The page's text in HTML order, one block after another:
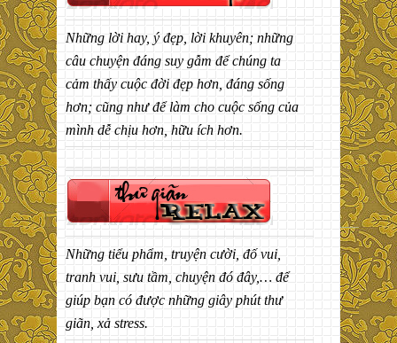
Những lời hay, ý đẹp, lời khuyên; những
câu chuyện đáng suy gẫm để chúng ta
cảm thấy cuộc đời đẹp hơn, đáng sống
hơn; cũng như để làm cho cuộc sống của
mình dễ chịu hơn, hữu ích hơn.
Những tiểu phẩm, truyện cười, đố vui,
tranh vui, sưu tầm, chuyện đó đây,… để
giúp bạn có được những giây phút thư
giãn, xả stress.